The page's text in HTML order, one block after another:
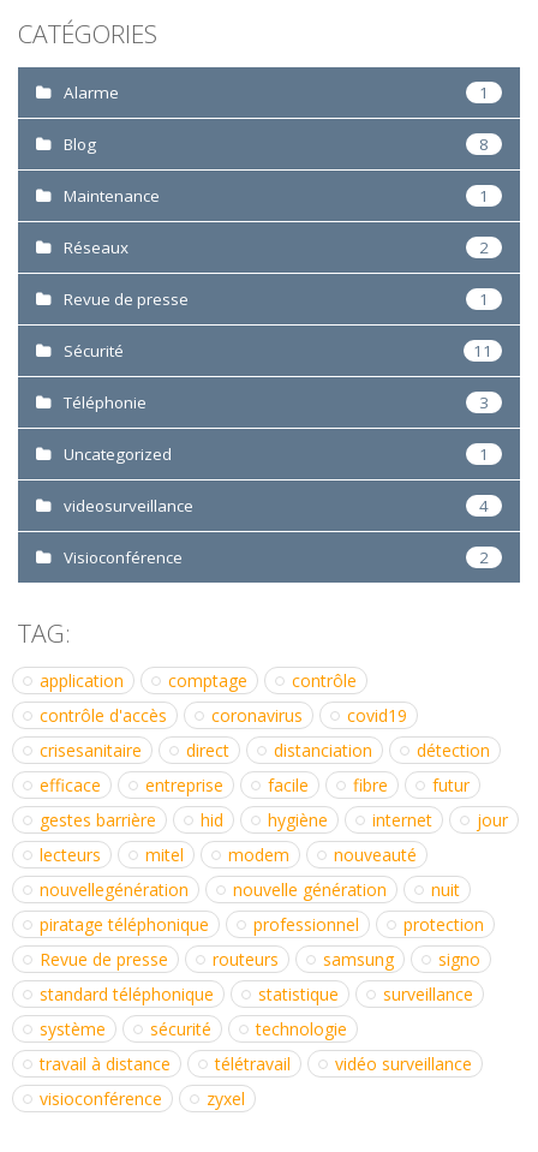
CATÉGORIES
Alarme 1
Blog 8
Maintenance 1
Réseaux 2
Revue de presse 1
Sécurité 11
Téléphonie 3
Uncategorized 1
videosurveillance 4
Visioconférence 2
TAG:
application comptage
contrôle
contrôle d'accès
coronavirus
covid19
crisesanitaire
direct distanciation
détection
efficace
entreprise facile fibre
futur
gestes barrière
hid hygiène internet
jour
lecteurs
mitel modem
nouveauté
nouvellegénération
nouvelle génération
nuit
piratage téléphonique
professionnel
protection
Revue de presse
routeurs samsung
signo
standard téléphonique
statistique
surveillance
système
sécurité
technologie
travail à distance
télétravail
vidéo surveillance
visioconférence
zyxel